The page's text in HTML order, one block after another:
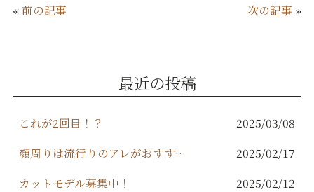
e
o
k
«前の記事 次の記事 »
最近の投稿
これが2回目！？
2025/03/08
顔周りは流行りのアレがおすすめ！
2025/02/17
カットモデル募集中！
2025/02/12